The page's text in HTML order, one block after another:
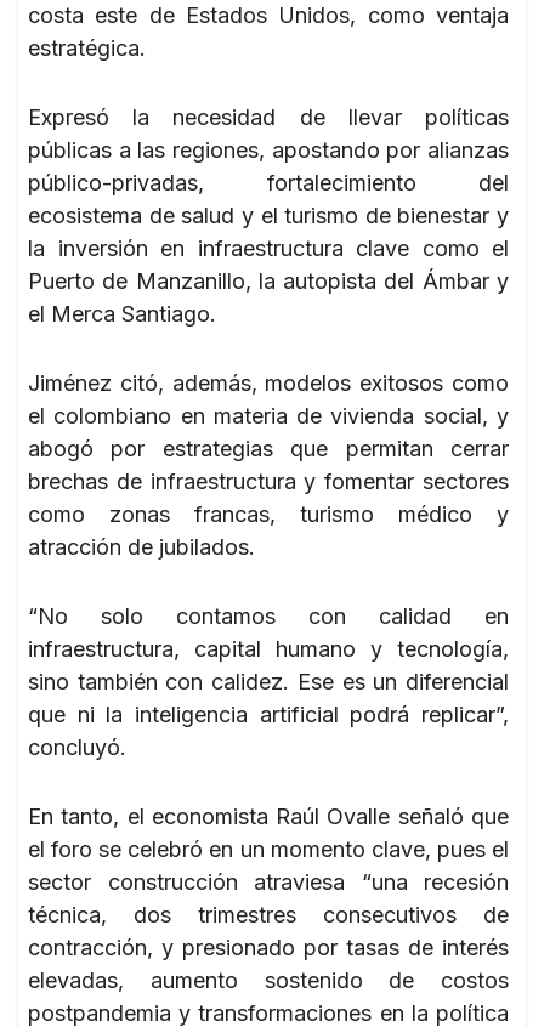
costa este de Estados Unidos, como ventaja
estratégica.
Expresó la necesidad de llevar políticas
públicas a las regiones, apostando por alianzas
público-privadas, fortalecimiento del
ecosistema de salud y el turismo de bienestar y
la inversión en infraestructura clave como el
Puerto de Manzanillo, la autopista del Ámbar y
el Merca Santiago.
Jiménez citó, además, modelos exitosos como
el colombiano en materia de vivienda social, y
abogó por estrategias que permitan cerrar
brechas de infraestructura y fomentar sectores
como zonas francas, turismo médico y
atracción de jubilados.
“No solo contamos con calidad en
infraestructura, capital humano y tecnología,
sino también con calidez. Ese es un diferencial
que ni la inteligencia artificial podrá replicar”,
concluyó.
En tanto, el economista Raúl Ovalle señaló que
el foro se celebró en un momento clave, pues el
sector construcción atraviesa “una recesión
técnica, dos trimestres consecutivos de
contracción, y presionado por tasas de interés
elevadas, aumento sostenido de costos
postpandemia y transformaciones en la política